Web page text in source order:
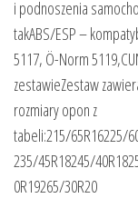
i podnoszenia
takABS/ESP –
5117, Ö-Norm
zestawieZestaw
rozmiary opon z
tabeli:215/65R16225/
235/45R18245/
0R19265/30R20